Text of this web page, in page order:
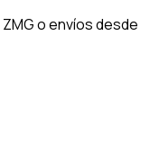
o envíos desde